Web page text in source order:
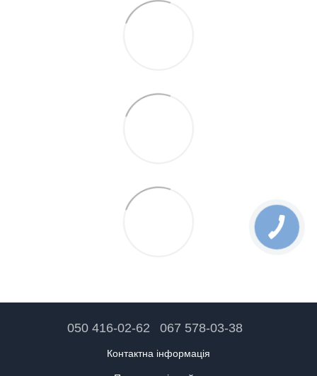
050 416-02-62 067 578-03-38
Контактна інформація